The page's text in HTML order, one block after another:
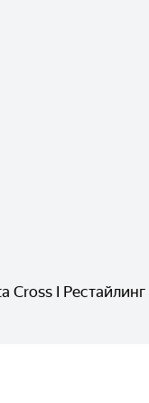
Cross I Рестайлинг